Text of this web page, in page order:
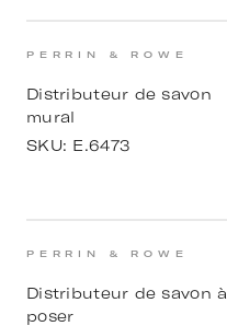
PERRIN & ROWE
Distributeur de savon
mural
SKU: E.6473
PERRIN & ROWE
Distributeur de savon à
poser